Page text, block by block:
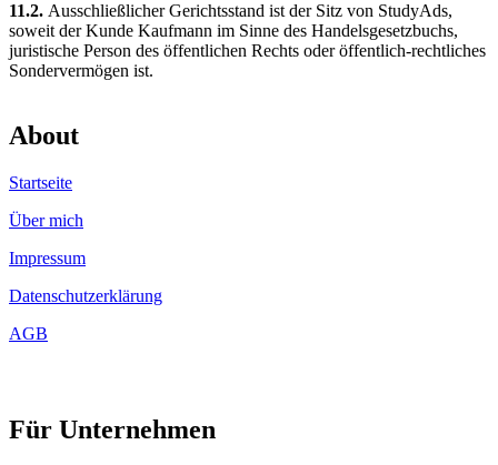
11.2. Ausschließlicher Gerichtsstand ist der Sitz von StudyAds,
soweit der Kunde Kaufmann im Sinne des Handelsgesetzbuchs,
juristische Person des öffentlichen Rechts oder öffentlich-rechtliches
Sondervermögen ist.
About
Startseite
Über mich
Impressum
Datenschutzerklärung
AGB
Für Unternehmen